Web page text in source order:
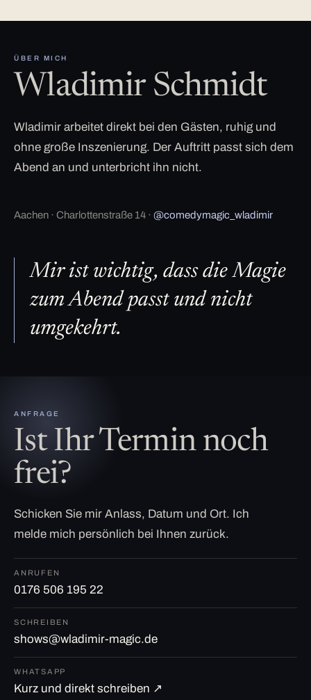
ÜBER MICH
Wladimir Schmidt
Wladimir arbeitet direkt bei den Gästen, ruhig und
ohne große Inszenierung. Der Auftritt passt sich dem
Abend an und unterbricht ihn nicht.
Aachen · Charlottenstraße 14 · @comedymagic_wladimir
Mir ist wichtig, dass die Magie
zum Abend passt und nicht
umgekehrt.
ANFRAGE
Ist Ihr Termin noch
frei?
Schicken Sie mir Anlass, Datum und Ort. Ich
melde mich persönlich bei Ihnen zurück.
ANRUFEN
0176 506 195 22
SCHREIBEN
shows@wladimir-magic.de
WHATSAPP
Kurz und direkt schreiben ↗